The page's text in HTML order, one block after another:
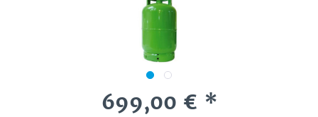
699,00 € *